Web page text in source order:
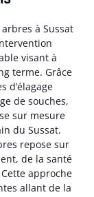
à Sussat
visant à
terme. Grâce
d’élagage
de souches,
sur mesure
du Sussat.
repose sur
de la santé
approche
allant de la